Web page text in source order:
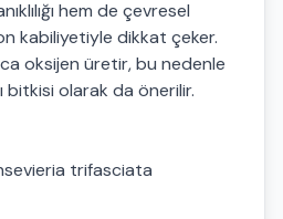
hem de çevresel
kabiliyetiyle dikkat çeker.
oksijen üretir, bu nedenle
bitkisi olarak da önerilir.
trifasciata